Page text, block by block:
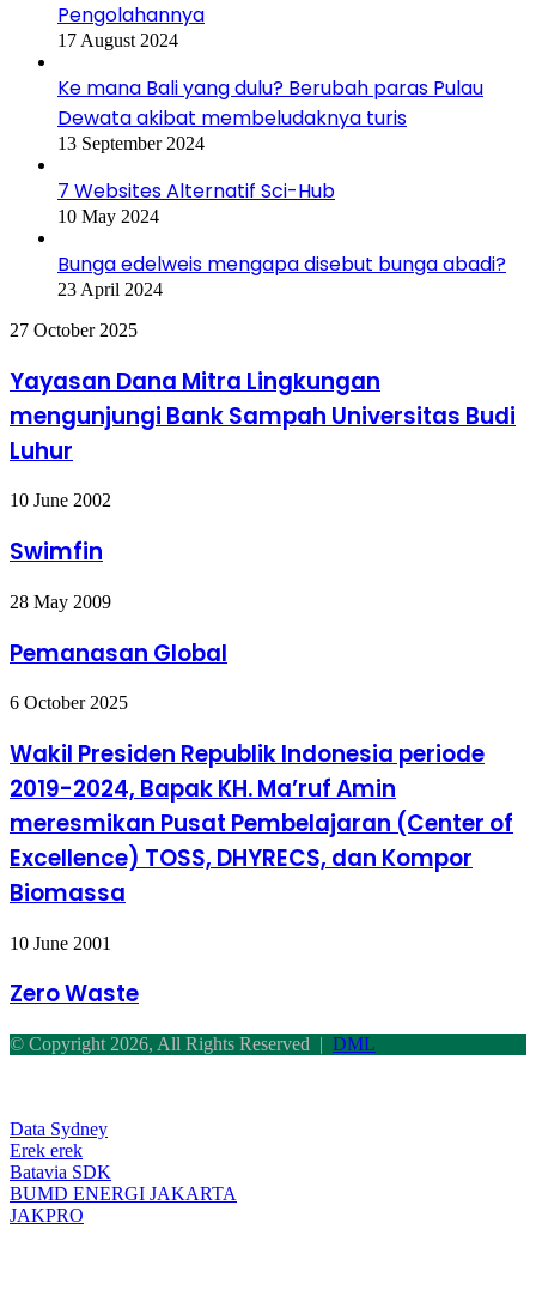
Pengolahannya
17 August 2024
Ke mana Bali yang dulu? Berubah paras Pulau
Dewata akibat membeludaknya turis
13 September 2024
7 Websites Alternatif Sci-Hub
10 May 2024
Bunga edelweis mengapa disebut bunga abadi?
23 April 2024
Yayasan
Mitra
Lingkungan
mengunjungi
Sampah
Budi
27 October 2025
Yayasan Dana Mitra Lingkungan
mengunjungi Bank Sampah Universitas Budi
Luhur
Swimfin
10 June 2002
Swimfin
Pemanasan
28 May 2009
Pemanasan Global
Wakil
Republik
Indonesia
periode
2024,
Bapak
KH.
Ma’ruf
meresmikan
Pembelajaran
(Center
Excellence)
Kompor
Biomassa
6 October 2025
Wakil Presiden Republik Indonesia periode
2019-2024, Bapak KH. Ma’ruf Amin
meresmikan Pusat Pembelajaran (Center of
Excellence) TOSS, DHYRECS, dan Kompor
Biomassa
Zero
10 June 2001
Zero Waste
© Copyright 2026, All Rights Reserved | DML
top
button
Data Sydney
Erek erek
Batavia SDK
BUMD ENERGI JAKARTA
JAKPRO